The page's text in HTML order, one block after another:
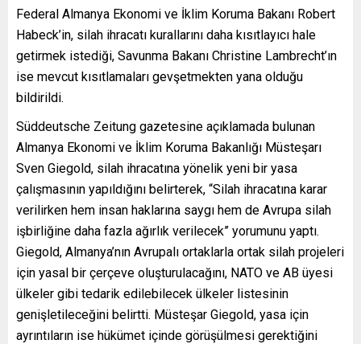
Federal Almanya Ekonomi ve İklim Koruma Bakanı Robert
Habeck’in, silah ihracatı kurallarını daha kısıtlayıcı hale
getirmek istediği, Savunma Bakanı Christine Lambrecht’ın
ise mevcut kısıtlamaları gevşetmekten yana olduğu
bildirildi.
Süddeutsche Zeitung gazetesine açıklamada bulunan
Almanya Ekonomi ve İklim Koruma Bakanlığı Müsteşarı
Sven Giegold, silah ihracatına yönelik yeni bir yasa
çalışmasının yapıldığını belirterek, “Silah ihracatına karar
verilirken hem insan haklarına saygı hem de Avrupa silah
işbirliğine daha fazla ağırlık verilecek” yorumunu yaptı.
Giegold, Almanya’nın Avrupalı ortaklarla ortak silah projeleri
için yasal bir çerçeve oluşturulacağını, NATO ve AB üyesi
ülkeler gibi tedarik edilebilecek ülkeler listesinin
genişletileceğini belirtti. Müsteşar Giegold, yasa için
ayrıntıların ise hükümet içinde görüşülmesi gerektiğini